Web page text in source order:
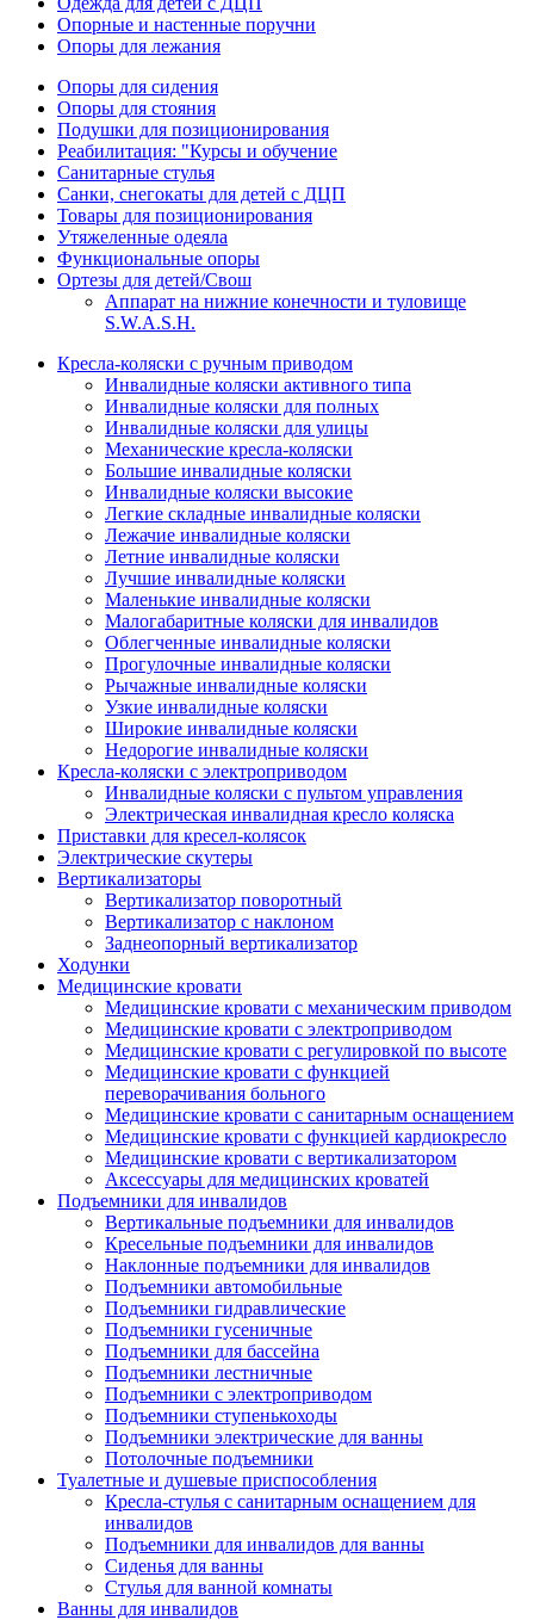
Опорные и настенные поручни
Опоры для лежания
Опоры для сидения
Опоры для стояния
Подушки для позиционирования
Реабилитация: "Курсы и обучение
Санитарные стулья
Санки, снегокаты для детей с ДЦП
Товары для позиционирования
Утяжеленные одеяла
Функциональные опоры
Ортезы для детей/Свош
Аппарат на нижние конечности и туловище
S.W.A.S.H.
Кресла-коляски с ручным приводом
Инвалидные коляски активного типа
Инвалидные коляски для полных
Инвалидные коляски для улицы
Механические кресла-коляски
Большие инвалидные коляски
Инвалидные коляски высокие
Легкие складные инвалидные коляски
Лежачие инвалидные коляски
Летние инвалидные коляски
Лучшие инвалидные коляски
Маленькие инвалидные коляски
Малогабаритные коляски для инвалидов
Облегченные инвалидные коляски
Прогулочные инвалидные коляски
Рычажные инвалидные коляски
Узкие инвалидные коляски
Широкие инвалидные коляски
Недорогие инвалидные коляски
Кресла-коляски с электроприводом
Инвалидные коляски с пультом управления
Электрическая инвалидная кресло коляска
Приставки для кресел-колясок
Электрические скутеры
Вертикализаторы
Вертикализатор поворотный
Вертикализатор с наклоном
Заднеопорный вертикализатор
Ходунки
Медицинские кровати
Медицинские кровати с механическим приводом
Медицинские кровати с электроприводом
Медицинские кровати с регулировкой по высоте
Медицинские кровати с функцией
переворачивания больного
Медицинские кровати с санитарным оснащением
Медицинские кровати с функцией кардиокресло
Медицинские кровати с вертикализатором
Аксессуары для медицинских кроватей
Подъемники для инвалидов
Вертикальные подъемники для инвалидов
Кресельные подъемники для инвалидов
Наклонные подъемники для инвалидов
Подъемники автомобильные
Подъемники гидравлические
Подъемники гусеничные
Подъемники для бассейна
Подъемники лестничные
Подъемники с электроприводом
Подъемники ступенькоходы
Подъемники электрические для ванны
Потолочные подъемники
Туалетные и душевые приспособления
Кресла-стулья с санитарным оснащением для
инвалидов
Подъемники для инвалидов для ванны
Сиденья для ванны
Стулья для ванной комнаты
Ванны для инвалидов